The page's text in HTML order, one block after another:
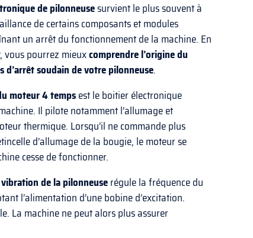
depilonneusesurvient le plus souvent à
de certains composants et modules
un arrêt du fonctionnement de la machine. En
vous pourrez mieuxcomprendre l’origine du
d’arrêt soudain de votrepilonneuse.
moteur 4 tempsest le boitier électronique
Il pilote notamment l’allumage et
thermique. Lorsqu’il ne commande plus
d’allumage de la bougie, le moteur se
cesse de fonctionner.
de lapilonneuserégule la fréquence du
l’alimentation d’une bobine d’excitation.
La machine ne peut alors plus assurer